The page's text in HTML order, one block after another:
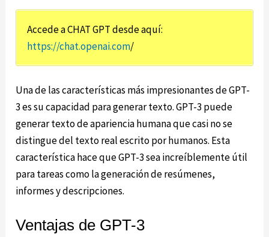
Accede a CHAT GPT desde aquí:
https://chat.openai.com/
Una de las características más impresionantes de GPT-
3 es su capacidad para generar texto. GPT-3 puede
generar texto de apariencia humana que casi no se
distingue del texto real escrito por humanos. Esta
característica hace que GPT-3 sea increíblemente útil
para tareas como la generación de resúmenes,
informes y descripciones.
Ventajas de GPT-3